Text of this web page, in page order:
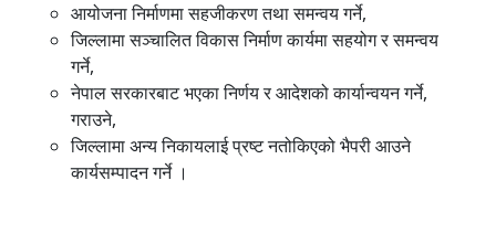
आयोजना निर्माणमा सहजीकरण तथा समन्वय गर्ने,
जिल्लामा सञ्चालित विकास निर्माण कार्यमा सहयोग र समन्वय
गर्ने,
नेपाल सरकारबाट भएका निर्णय र आदेशको कार्यान्वयन गर्ने,
गराउने,
जिल्लामा अन्य निकायलाई प्रष्ट नतोकिएको भैपरी आउने
कार्यसम्पादन गर्ने ।